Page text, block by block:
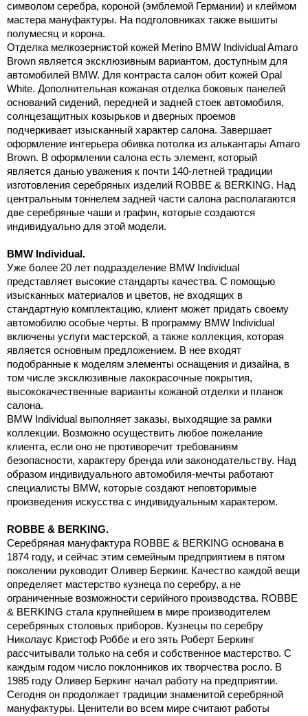
символом серебра, короной (эмблемой Германии) и клеймом
мастера мануфактуры. На подголовниках также вышиты
полумесяц и корона.
Отделка мелкозернистой кожей Merino BMW Individual Amaro
Brown является эксклюзивным вариантом, доступным для
автомобилей BMW. Для контраста салон обит кожей Opal
White. Дополнительная кожаная отделка боковых панелей
оснований сидений, передней и задней стоек автомобиля,
солнцезащитных козырьков и дверных проемов
подчеркивает изысканный характер салона. Завершает
оформление интерьера обивка потолка из алькантары Amaro
Brown. В оформлении салона есть элемент, который
является данью уважения к почти 140-летней традиции
изготовления серебряных изделий ROBBE & BERKING. Над
центральным тоннелем задней части салона располагаются
две серебряные чаши и графин, которые создаются
индивидуально для этой модели.
BMW Individual.
Уже более 20 лет подразделение BMW Individual
представляет высокие стандарты качества. С помощью
изысканных материалов и цветов, не входящих в
стандартную комплектацию, клиент может придать своему
автомобилю особые черты. В программу BMW Individual
включены услуги мастерской, а также коллекция, которая
является основным предложением. В нее входят
подобранные к моделям элементы оснащения и дизайна, в
том числе эксклюзивные лакокрасочные покрытия,
высококачественные варианты кожаной отделки и планок
салона.
BMW Individual выполняет заказы, выходящие за рамки
коллекции. Возможно осуществить любое пожелание
клиента, если оно не противоречит требованиям
безопасности, характеру бренда или законодательству. Над
образом индивидуального автомобиля-мечты работают
специалисты BMW, которые создают неповторимые
произведения искусства с индивидуальным характером.
ROBBE & BERKING.
Серебряная мануфактура ROBBE & BERKING основана в
1874 году, и сейчас этим семейным предприятием в пятом
поколении руководит Оливер Беркинг. Качество каждой вещи
определяет мастерство кузнеца по серебру, а не
ограниченные возможности серийного производства. ROBBE
& BERKING стала крупнейшем в мире производителем
серебряных столовых приборов. Кузнецы по серебру
Николаус Кристоф Роббе и его зять Роберт Беркинг
рассчитывали только на себя и собственное мастерство. С
каждым годом число поклонников их творчества росло. В
1985 году Оливер Беркинг начал работу на предприятии.
Сегодня он продолжает традиции знаменитой серебряной
мануфактуры. Ценители во всем мире считают работы